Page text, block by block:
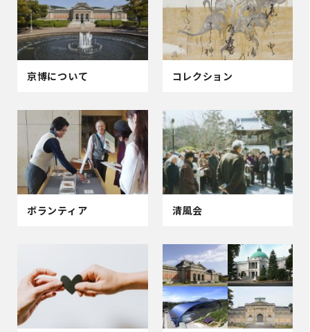
京博について コレクション
ボランティア 清風会